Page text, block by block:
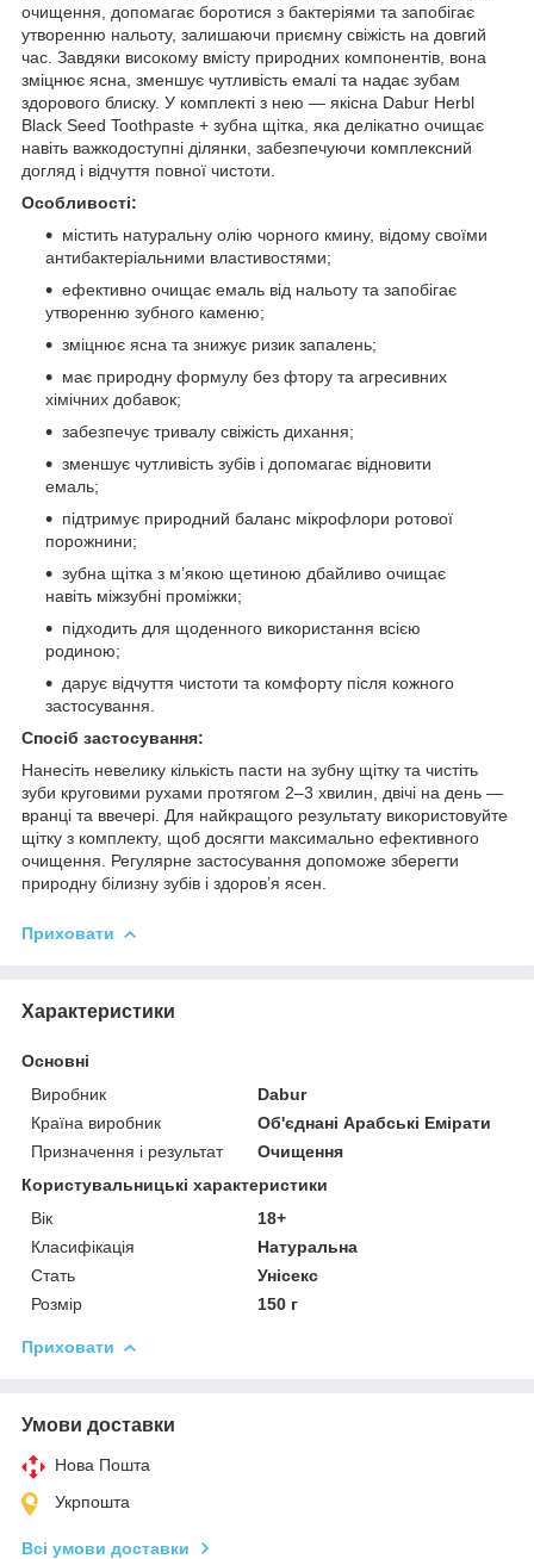
очищення, допомагає боротися з бактеріями та запобігає
утворенню нальоту, залишаючи приємну свіжість на довгий
час. Завдяки високому вмісту природних компонентів, вона
зміцнює ясна, зменшує чутливість емалі та надає зубам
здорового блиску. У комплекті з нею — якісна Dabur Herbl
Black Seed Toothpaste + зубна щітка, яка делікатно очищає
навіть важкодоступні ділянки, забезпечуючи комплексний
догляд і відчуття повної чистоти.
Особливості:
містить натуральну олію чорного кмину, відому своїми
антибактеріальними властивостями;
ефективно очищає емаль від нальоту та запобігає
утворенню зубного каменю;
зміцнює ясна та знижує ризик запалень;
має природну формулу без фтору та агресивних
хімічних добавок;
забезпечує тривалу свіжість дихання;
зменшує чутливість зубів і допомагає відновити
емаль;
підтримує природний баланс мікрофлори ротової
порожнини;
зубна щітка з м’якою щетиною дбайливо очищає
навіть міжзубні проміжки;
підходить для щоденного використання всією
родиною;
дарує відчуття чистоти та комфорту після кожного
застосування.
Спосіб застосування:
Нанесіть невелику кількість пасти на зубну щітку та чистіть
зуби круговими рухами протягом 2–3 хвилин, двічі на день —
вранці та ввечері. Для найкращого результату використовуйте
щітку з комплекту, щоб досягти максимально ефективного
очищення. Регулярне застосування допоможе зберегти
природну білизну зубів і здоров’я ясен.
Приховати
Характеристики
Основні
Виробник
Dabur
Країна виробник
Об'єднані Арабські Емірати
Призначення і результат
Очищення
Користувальницькі характеристики
Вік
18+
Класифікація
Натуральна
Стать
Унісекс
Розмір
150 г
Приховати
Умови доставки
Нова Пошта
Укрпошта
Всі умови доставки